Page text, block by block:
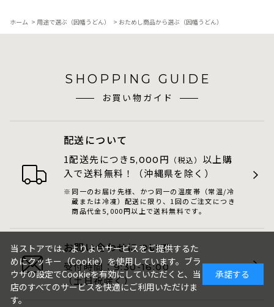
ホーム > 用途で選ぶ（因幡うどん） > おためし商品から選ぶ（因幡うどん）
SHOPPING GUIDE
お買い物ガイド
配送について
1配送先につき 5,000 円 （税込） 以上購
入で送料無料！（沖縄県を除く）
同一のお届け先様、かつ同一の温度帯（常温/冷
蔵または冷凍）配送に限り、1回のご注文につき
商品代金5,000円以上で送料無料です。
お問い合わせについて
受付時間：9:30-16:00
（土日祝除く）
当ストアでは、よりよいサービスをご提供するた
めにクッキー（Cookie）を使用しています。ブラ
ウザの設定でCookieを有効にしていただくと、当
店のすべてのサービスを快適にご利用いただけま
す。
承諾する